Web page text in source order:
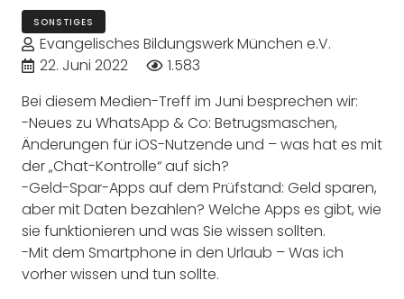
SONSTIGES
Evangelisches Bildungswerk München e.V.
22. Juni 2022
1.583
Bei diesem Medien-Treff im Juni besprechen wir:
-Neues zu WhatsApp & Co: Betrugsmaschen,
Änderungen für iOS-Nutzende und – was hat es mit
der „Chat-Kontrolle“ auf sich?
-Geld-Spar-Apps auf dem Prüfstand: Geld sparen,
aber mit Daten bezahlen? Welche Apps es gibt, wie
sie funktionieren und was Sie wissen sollten.
-Mit dem Smartphone in den Urlaub – Was ich
vorher wissen und tun sollte.